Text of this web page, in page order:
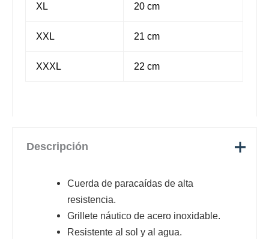
XL 20 cm
XXL 21 cm
XXXL 22 cm
Descripción
Cuerda de paracaídas de alta
resistencia.
Grillete náutico de acero inoxidable.
Resistente al sol y al agua.